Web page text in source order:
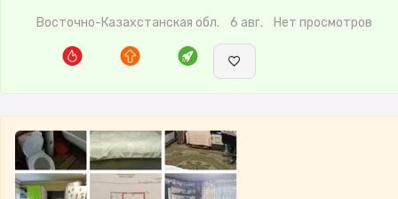
Восточно-Казахстанская обл. 6 авг. Нет просмотров